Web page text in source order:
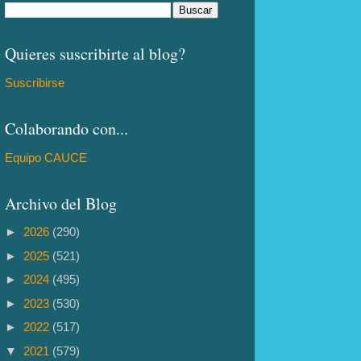
Quieres suscribirte al blog?
Suscribirse
Colaborando con...
Equipo CAUCE
Archivo del Blog
► 2026 (290)
► 2025 (521)
► 2024 (495)
► 2023 (530)
► 2022 (517)
▼ 2021 (579)